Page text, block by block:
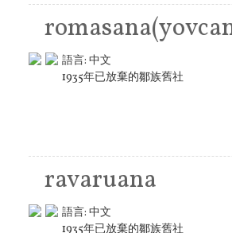
語言: 中文
1935年已放棄的鄒族舊社
ravaruana
語言: 中文
1935年已放棄的鄒族舊社